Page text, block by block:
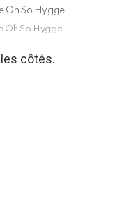
Oh So Hygge
Oh So Hygge
côtés.